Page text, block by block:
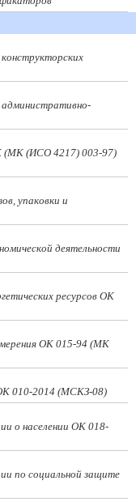
(МК (ИСО 4217) 003-97)
упаковки и
деятельности
ресурсов ОК
ОК 015-94 (МК
010-2014 (МСКЗ-08)
о населении ОК 018-
по социальной защите